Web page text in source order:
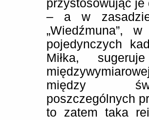
przystosowując je
– a w zasadzie
„Wiedźmuna”,
pojedynczych
Miłka,
między
poszczególnych
to zatem taka